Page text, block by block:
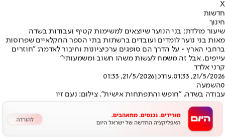
X
חדשות
חינוך
שיעור מולדת: בני הנוער שיוצאים למשימות קטיף ועבודות בשדה
מאות בני נוער לומדים ועובדים ברשתות בתי הספר החקלאיים שפרוסות
ברחבי הארץ • על הדרך הם סופגים ערכיציונות וחיבור לאדמה: "חוזרים
עייפים, אבל זה משמח לעשות משהו חשוב ומשמעותי"
קרני אלדד
21/5/2026, 01:33
,עודכן21/5/2026, 01:33
0השמעה
עבודה בשדה. "חופש והתפתחות אישית". צילום: נעם זיו